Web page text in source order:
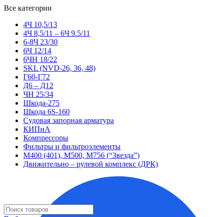
Все категории
4Ч 10,5/13
4Ч 8,5/11 – 6Ч 9.5/11
6-8Ч 23/30
6Ч 12/14
6ЧН 18/22
SKL (NVD-26, 36, 48)
Г60-Г72
Д6 – Д12
ЧН 25/34
Шкода-275
Шкода 6S-160
Судовая запорная арматура
КИПиА
Компрессоры
Фильтры и фильтроэлементы
М400 (401), М500, М756 (“Звезда”)
Движительно – рулевой комплекс (ДРК)